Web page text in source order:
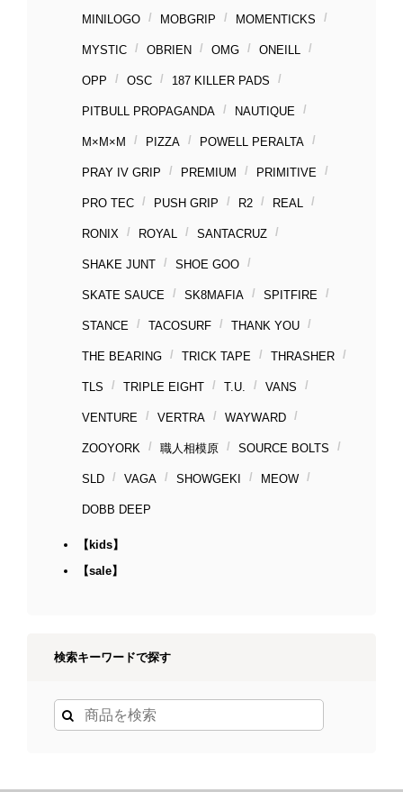
MINILOGO MOBGRIP MOMENTICKS
MYSTIC OBRIEN OMG ONEILL
OPP OSC 187 KILLER PADS
PITBULL PROPAGANDA NAUTIQUE
M×M×M PIZZA POWELL PERALTA
PRAY IV GRIP PREMIUM PRIMITIVE
PRO TEC PUSH GRIP R2 REAL
RONIX ROYAL SANTACRUZ
SHAKE JUNT SHOE GOO
SKATE SAUCE SK8MAFIA SPITFIRE
STANCE TACOSURF THANK YOU
THE BEARING TRICK TAPE THRASHER
TLS TRIPLE EIGHT T.U. VANS
VENTURE VERTRA WAYWARD
ZOOYORK 職人相模原 SOURCE BOLTS
SLD VAGA SHOWGEKI MEOW
DOBB DEEP
【kids】
【sale】
検索キーワードで探す